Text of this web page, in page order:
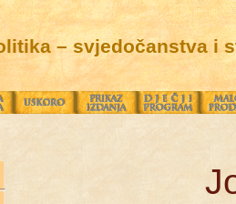
– svjedočanstva i